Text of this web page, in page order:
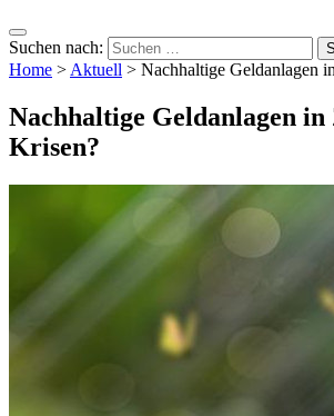
Suchen nach:
Home >Aktuell > Nachhaltige Geldanlagen
Nachhaltige Geldanlagen
Krisen?